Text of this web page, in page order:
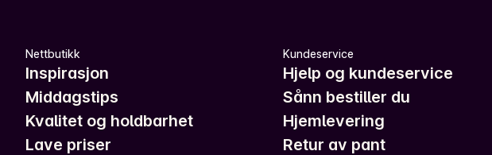
Nettbutikk
Inspirasjon
Middagstips
Kvalitet og holdbarhet
Lave priser
Kundeservice
Hjelp og kundeservice
Sånn bestiller du
Hjemlevering
Retur av pant